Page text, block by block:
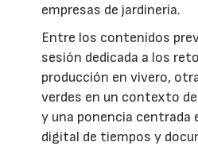
empresas de jardinería.
Entre los contenidos
sesión dedicada a los
producción en vivero,
verdes en un contexto
y una ponencia centrada
digital de tiempos y